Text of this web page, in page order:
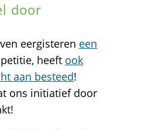
door
eergisteren een
heeft ook
aan besteed!
ons initiatief door